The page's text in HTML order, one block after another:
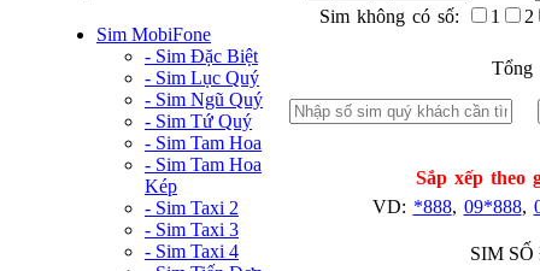
Sim MobiFone
- Sim Đặc Biệt
- Sim Lục Quý
- Sim Ngũ Quý
- Sim Tứ Quý
- Sim Tam Hoa
- Sim Tam Hoa
Kép
- Sim Taxi 2
- Sim Taxi 3
- Sim Taxi 4
Sim không có số:
1 2
Sắp xếp theo
VD: *888, 09*888,
SIM